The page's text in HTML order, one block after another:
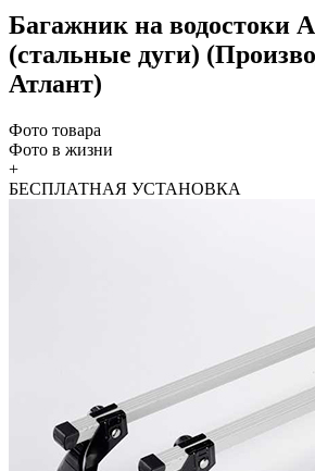
Багажник на водостоки
(стальные дуги)
Атлант)
Фото товара
Фото в жизни
+
БЕСПЛАТНАЯ УСТАНОВКА